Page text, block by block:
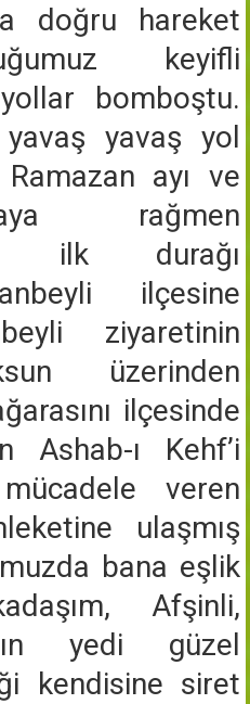
doğru hareket
keyifli
bomboştu.
yavaş yol
ayı ve
rağmen
ilk durağı
ilçesine
ziyaretinin
üzerinden
ilçesinde
Ashab-ı Kehf’i
veren
ulaşmış
bana eşlik
Afşinli,
yedi güzel
kendisine siret